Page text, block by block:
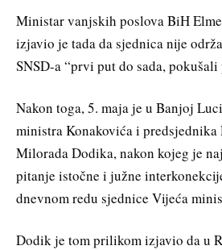
Ministar vanjskih poslova BiH
izjavio je tada da sjednica nije
SNSD-a “prvi put do sada,
Nakon toga, 5. maja je u Banjoj
ministra Konakovića i predsjednika
Milorada Dodika, nakon kojeg je
pitanje istočne i južne
dnevnom redu sjednice Vijeća
Dodik je tom prilikom izjavio da u